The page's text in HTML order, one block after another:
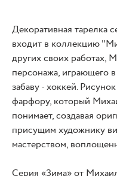
Декоративная тарелка
входит в коллекцию
других своих работах,
персонажа,
забаву - хоккей.
фарфору, который
понимает, создавая
присущим художнику
мастерством,